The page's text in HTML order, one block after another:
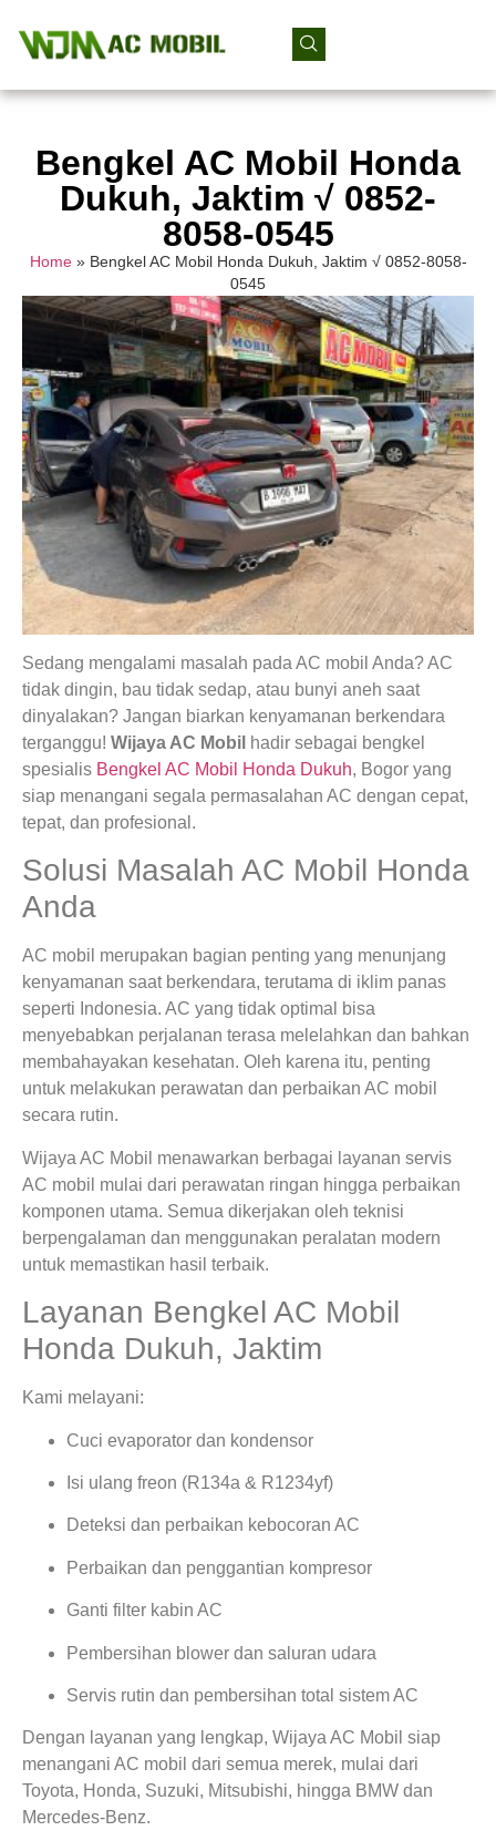
Bengkel AC Mobil Honda
Dukuh, Jaktim √ 0852-
8058-0545
Home» Bengkel AC Mobil Honda Dukuh, Jaktim √ 0852-8058-
0545
Sedang mengalami masalah pada AC mobil Anda? AC
tidak dingin, bau tidak sedap, atau bunyi aneh saat
dinyalakan? Jangan biarkan kenyamanan berkendara
terganggu! Wijaya AC Mobil hadir sebagai bengkel
spesialis Bengkel AC Mobil Honda Dukuh, Bogor yang
siap menangani segala permasalahan AC dengan cepat,
tepat, dan profesional.
Solusi Masalah AC Mobil Honda
Anda
AC mobil merupakan bagian penting yang menunjang
kenyamanan saat berkendara, terutama di iklim panas
seperti Indonesia. AC yang tidak optimal bisa
menyebabkan perjalanan terasa melelahkan dan bahkan
membahayakan kesehatan. Oleh karena itu, penting
untuk melakukan perawatan dan perbaikan AC mobil
secara rutin.
Wijaya AC Mobil menawarkan berbagai layanan servis
AC mobil mulai dari perawatan ringan hingga perbaikan
komponen utama. Semua dikerjakan oleh teknisi
berpengalaman dan menggunakan peralatan modern
untuk memastikan hasil terbaik.
Layanan Bengkel AC Mobil
Honda Dukuh, Jaktim
Kami melayani:
Cuci evaporator dan kondensor
Isi ulang freon (R134a & R1234yf)
Deteksi dan perbaikan kebocoran AC
Perbaikan dan penggantian kompresor
Ganti filter kabin AC
Pembersihan blower dan saluran udara
Servis rutin dan pembersihan total sistem AC
Dengan layanan yang lengkap, Wijaya AC Mobil siap
menangani AC mobil dari semua merek, mulai dari
Toyota, Honda, Suzuki, Mitsubishi, hingga BMW dan
Mercedes-Benz.